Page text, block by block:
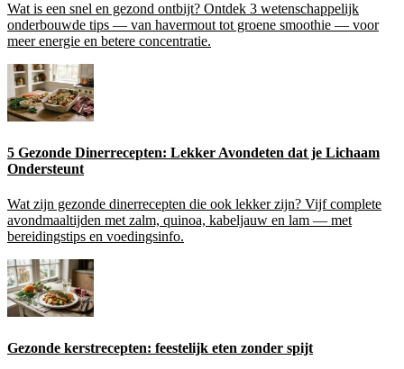
Wat is een snel en gezond ontbijt? Ontdek 3 wetenschappelijk
onderbouwde tips — van havermout tot groene smoothie — voor
meer energie en betere concentratie.
5 Gezonde Dinerrecepten: Lekker Avondeten dat je Lichaam
Ondersteunt
Wat zijn gezonde dinerrecepten die ook lekker zijn? Vijf complete
avondmaaltijden met zalm, quinoa, kabeljauw en lam — met
bereidingstips en voedingsinfo.
Gezonde kerstrecepten: feestelijk eten zonder spijt